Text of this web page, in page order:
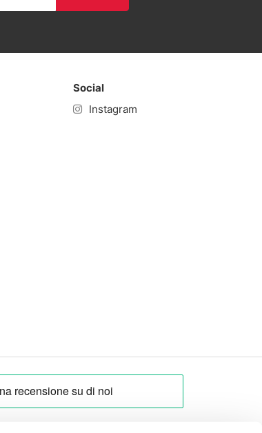
Social
Instagram